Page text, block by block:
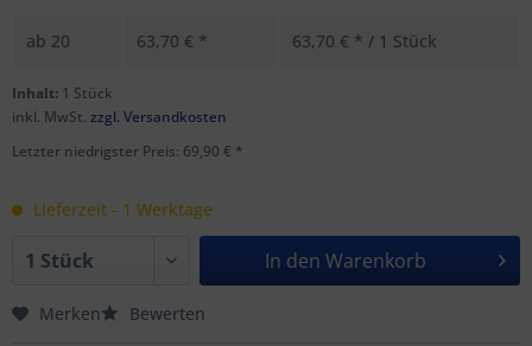
ab 20 63,70 € * 63,70 € * / 1 Stück
Inhalt: 1 Stück
inkl. MwSt. zzgl. Versandkosten
Letzter niedrigster Preis: 69,90 € *
Lieferzeit - 1 Werktage
In den Warenkorb
Merken Bewerten